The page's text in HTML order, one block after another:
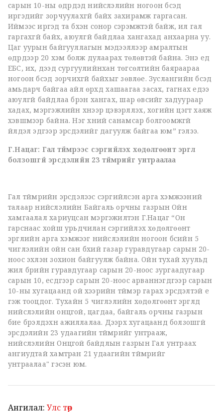
сарын 10-ны өдрүүдэд нийслэлийн ногоон бүсэд
иргэдийг зорчуулахгүй байх захирамж гаргасан.
Иймээс иргэд та бүхэн сонор сэрэмжтэй байж, ил гал
гаргахгүй байх, аюулгүй байдлаа хангахад анхаарна уу.
Цаг уурын байгууллагын мэдээллээр амралтын
өдрүүдээр 20 хэм болж дулаарах төлөвтэй байна. Энэ үед
ЕБС, их, дээд сургуулийнхан төгсөлтийн баяраараа
ногоон бүсэд зорчихгүй байхыг зөвлөе. Зуслангийн бүсэд
амьдарч байгаа айл өрхүүд хашаагаа засах, гагнах үедээ
аюулгүй байдлаа бүрэн хангах, шар өвсийг хадуураар
хадах, мэргэжлийн хүнээр цэвэрлүүлэх, хогийн цэгт хаяж
хэвшмээр байна. Нэг хүний санамсар болгоомжгүй
үйлдэл эдгээр эрсдэлийг дагуулж байгаа юм” гэлээ.
Г.Нацаг: Гал түймрээс сэргийлэх хөдөлгөөнт эргүүл
болзошгүй эрсдэлийн 23 түймрийг унтраалаа
Гал түймрийн эрсдэлээс сэргийлсэн арга хэмжээний
талаар нийслэлийн Байгаль орчны газрын Ойн
хамгаалал хариуцсан мэргэжилтэн Г.Нацаг “Он
гарснаас хойш урьдчилан сэргийлэх хөдөлгөөнт
эргүүлийн арга хэмжээг нийслэлийн ногоон бүсийн 5
чиглэлийн ойн сан бүхий газар гуравдугаар сарын 20-
ноос эхлэн зохион байгуулж байна. Ойн тухай хуульд
жил бүрийн гуравдугаар сарын 20-ноос зургаадугаар
сарын 10, есдүгээр сарын 20-ноос арваннэгдүгээр сарын
10-ны хугацаанд ой хээрийн түймэр гарах эрсдэлтэй үе
гэж тооцдог. Тухайн 5 чиглэлийн хөдөлгөөнт эргүүлд
нийслэлийн онцгой, цагдаа, байгаль орчны газрын
бие бүрэлдэхүүн ажиллалаа. Дээрх хугацаанд болзошгүй
эрсдэлийн 23 удаагийн түймрийг унтрааж,
нийслэлийн Онцгой байдлын газрын Гал унтраах
ангиудтай хамтран 21 удаагийн түймрийг
унтраалаа" гэсэн юм.
Ангилал: Улс төр